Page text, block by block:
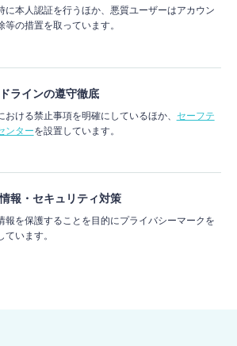
に本人認証を行うほか、悪質ユーザーはアカウン
等の措置を取っています。
ラインの遵守徹底
おける禁止事項を明確にしているほか、 セーフテ
ンターを設置しています。
報・セキュリティ対策
報を保護することを目的にプライバシーマークを
ています。